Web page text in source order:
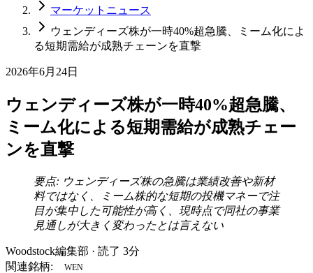
マーケットニュース
ウェンディーズ株が一時40%超急騰、ミーム化によ
る短期需給が成熟チェーンを直撃
2026年6月24日
ウェンディーズ株が一時40%超急騰、
ミーム化による短期需給が成熟チェー
ンを直撃
要点: ウェンディーズ株の急騰は業績改善や新材
料ではなく、ミーム株的な短期の投機マネーで注
目が集中した可能性が高く、現時点で同社の事業
見通しが大きく変わったとは言えない
Woodstock編集部 · 読了 3分
関連銘柄:
WEN